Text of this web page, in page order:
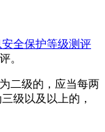
全保护等级测评
。
二级的，应当每两
级以及以上的，